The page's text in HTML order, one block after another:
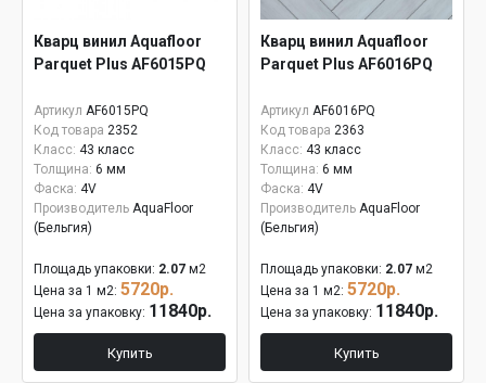
Кварц винил Aquafloor
Parquet Plus AF6015PQ
Артикул AF6015PQ
Код товара 2352
Класс: 43 класс
Толщина: 6 мм
Фаска: 4V
Производитель AquaFloor
(Бельгия)
Площадь упаковки: 2.07 м2
Цена за 1 м2: 5720р.
Цена за упаковку: 11840р.
Купить
Кварц винил Aquafloor
Parquet Plus AF6016PQ
Артикул AF6016PQ
Код товара 2363
Класс: 43 класс
Толщина: 6 мм
Фаска: 4V
Производитель AquaFloor
(Бельгия)
Площадь упаковки: 2.07 м2
Цена за 1 м2: 5720р.
Цена за упаковку: 11840р.
Купить